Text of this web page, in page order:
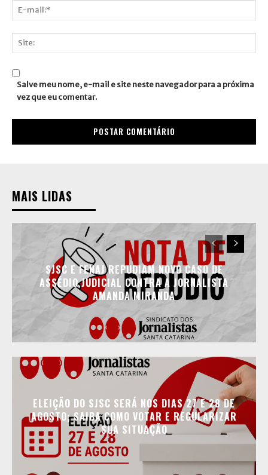
mail:*
Salve meu nome, e-mail e site neste navegador para a próxima
vez que eu comentar.
MAIS LIDAS
SJSC E FENAJ REPUDIAM NOVO CASO DE
ASSÉDIO JUDICIAL CONTRA A JORNALISTA
AMANDA MIRANDA
ELEIÇÃO DO SJSC SERÁ NOS DIAS 27 E 28 DE
AGOSTO; SAIBA COMO VOTAR E REGULARIZAR
SUA SITUAÇÃO